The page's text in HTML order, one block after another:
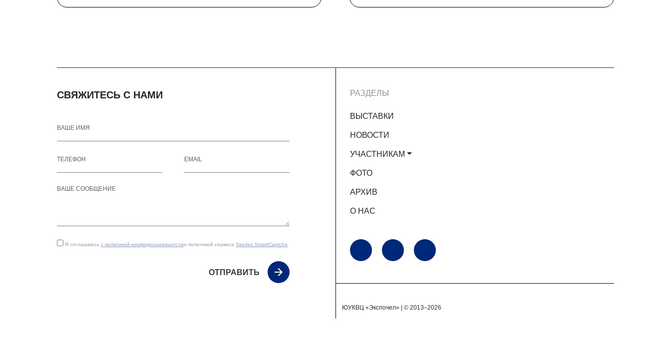
СВЯЖИТЕСЬ С НАМИ
Я соглашаюсь с политикой конфиденциальностии политикой сервиса Yandex SmartCaptcha.
ОТПРАВИТЬ
РАЗДЕЛЫ
ВЫСТАВКИ
НОВОСТИ
УЧАСТНИКАМ
ФОТО
АРХИВ
О НАС
ЮУКВЦ «Экспочел» | © 2013–2026